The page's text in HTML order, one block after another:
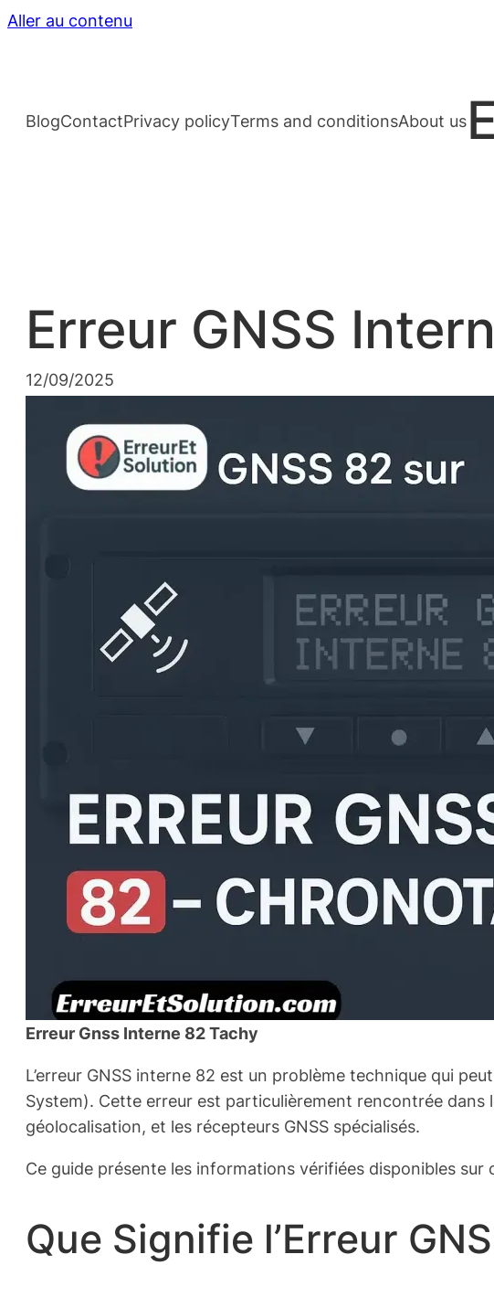
Aller au contenu
BlogContactPrivacy policyTerms and conditionsAbout us
Erreur GNSS
12/09/2025
Erreur Gnss Interne 82 Tachy
L’erreur GNSS interne 82 est un problème technique qui
System). Cette erreur est particulièrement rencontrée
géolocalisation, et les récepteurs GNSS spécialisés.
Ce guide présente les informations vérifiées disponibles
Que Signifie l’Erreur